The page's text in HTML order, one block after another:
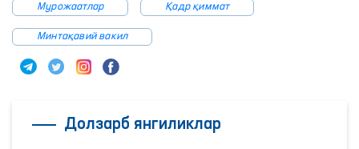
Мурожаатлар Қадр қиммат
Минтақавий вакил
Долзарб янгиликлар